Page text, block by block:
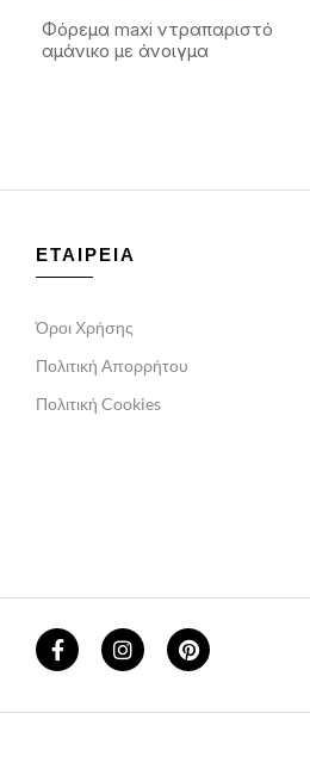
Φόρεμα maxi ντραπαριστό
αμάνικο με άνοιγμα
ΕΤΑΙΡΕΙΑ
Όροι Χρήσης
Πολιτική Απορρήτου
Πολιτική Cookies